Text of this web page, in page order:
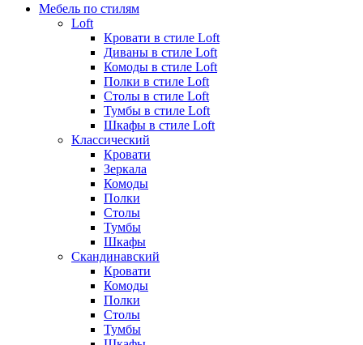
Мебель по стилям
Loft
Кровати в стиле Loft
Диваны в стиле Loft
Комоды в стиле Loft
Полки в стиле Loft
Столы в стиле Loft
Тумбы в стиле Loft
Шкафы в стиле Loft
Классический
Кровати
Зеркала
Комоды
Полки
Столы
Тумбы
Шкафы
Скандинавский
Кровати
Комоды
Полки
Столы
Тумбы